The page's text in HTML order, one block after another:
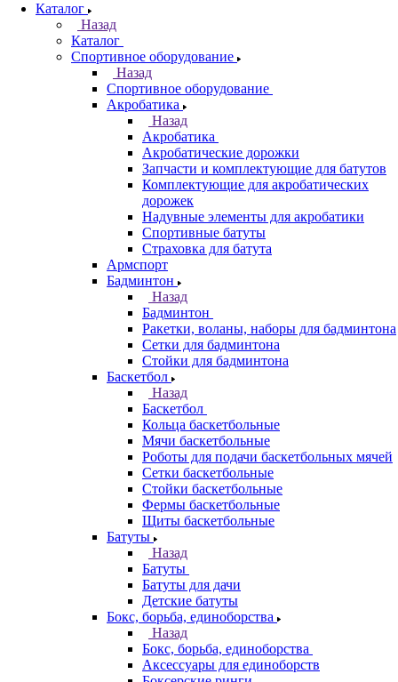
Каталог
Назад
Каталог
Спортивное оборудование
Назад
Спортивное оборудование
Акробатика
Назад
Акробатика
Акробатические дорожки
Запчасти и комплектующие для батутов
Комплектующие для акробатических
дорожек
Надувные элементы для акробатики
Спортивные батуты
Страховка для батута
Армспорт
Бадминтон
Назад
Бадминтон
Ракетки, воланы, наборы для бадминтона
Сетки для бадминтона
Стойки для бадминтона
Баскетбол
Назад
Баскетбол
Кольца баскетбольные
Мячи баскетбольные
Роботы для подачи баскетбольных мячей
Сетки баскетбольные
Стойки баскетбольные
Фермы баскетбольные
Щиты баскетбольные
Батуты
Назад
Батуты
Батуты для дачи
Детские батуты
Бокс, борьба, единоборства
Назад
Бокс, борьба, единоборства
Аксессуары для единоборств